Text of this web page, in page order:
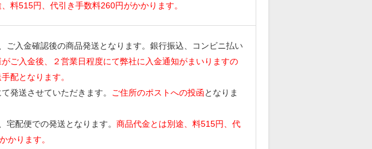
料515円、代引き手数料260円がかかります。
ご入金確認後の商品発送となります。銀行振込、コンビニ払い
がご入金後、２営業日程度にて弊社に入金通知がまいりますの
配となります。
て発送させていただきます。 ご住所のポストへの投函となりま
宅配便での発送となります。 商品代金とは別途、料515円、代
かります。